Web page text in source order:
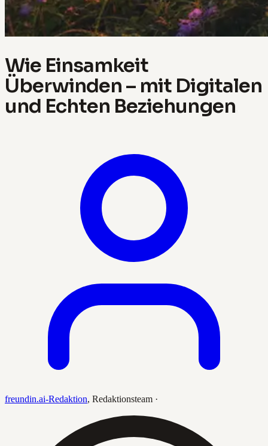
Wie Einsamkeit
Überwinden – mit Digitalen
und Echten Beziehungen
freundin.ai-Redaktion, Redaktionsteam ·